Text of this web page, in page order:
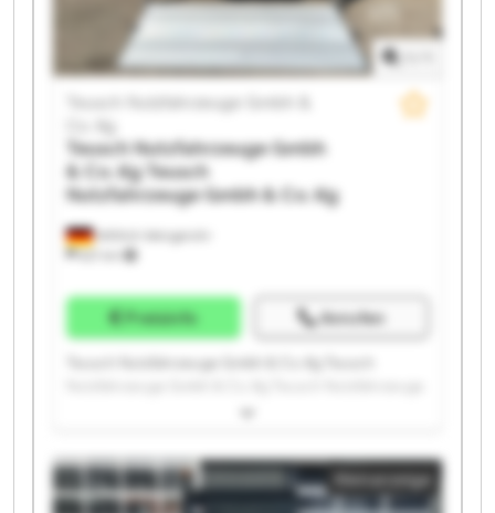
Gmbh & Co. Kg Teusch Nutzfahrzeuge Gmbh & Co. Kg
Wittlich-Wengerohr
621 km
Teusch Nutzfahrzeuge Gmbh &
Co. Kg
Teusch Nutzfahrzeuge Gmbh
& Co. Kg Teusch
Nutzfahrzeuge Gmbh & Co. Kg
Preisinfo Anrufen
Teusch Nutzfahrzeuge Gmbh & Co. Kg Teusch
Gmbh & Co. Kg Teusch Nutzfahrzeuge Gmbh & Co. Kg
Nutzfahrzeuge Gmbh & Co. Kg Teusch Nutzfahrzeuge
Gmbh & Co. Kg Teusch Nutzfahrzeuge Gmbh & Co. Kg
Teusch Nutzfahrzeuge Gmbh & Co. Kg Teusch
Kleinanzeige